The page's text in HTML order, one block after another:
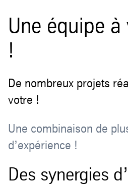
Une équipe à
!
De nombreux projets
votre !
Une combinaison de
d’expérience !
Des synergies